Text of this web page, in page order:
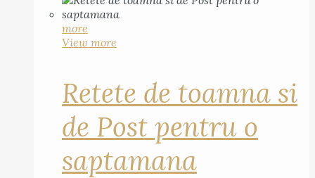
more
View more
Retete de toamna si
de Post pentru o
saptamana